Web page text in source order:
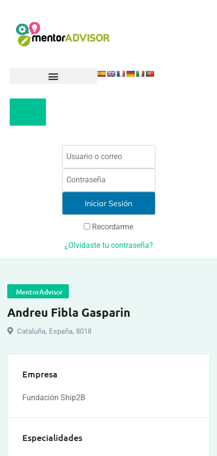
Recordarme
¿Olvidaste tu contraseña?
MentorAdvisor
Andreu Fibla Gasparin
Cataluña, España, 8018
Empresa
Fundación Ship2B
Especialidades